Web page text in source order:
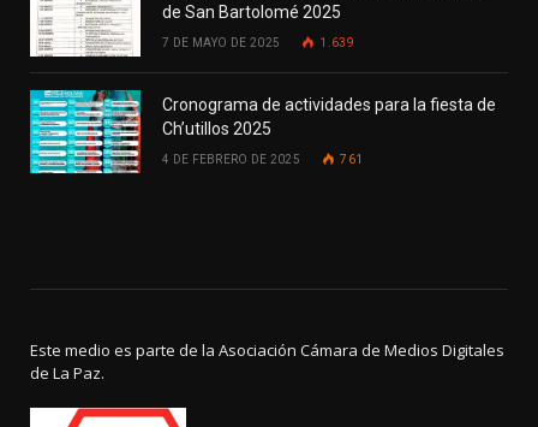
de San Bartolomé 2025
7 DE MAYO DE 2025 1.639
Cronograma de actividades para la fiesta de
Ch’utillos 2025
4 DE FEBRERO DE 2025 761
Este medio es parte de la Asociación Cámara de Medios Digitales
de La Paz.